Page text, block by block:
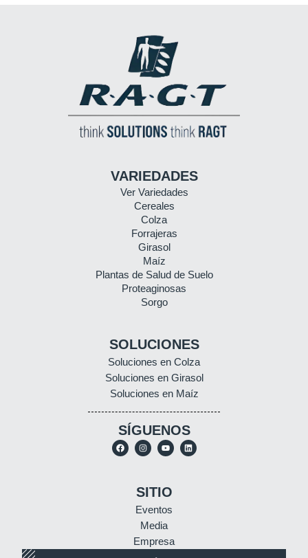
VARIEDADES
Ver Variedades
Cereales
Colza
Forrajeras
Girasol
Maíz
Plantas de Salud de Suelo
Proteaginosas
Sorgo
SOLUCIONES
Soluciones en Colza
Soluciones en Girasol
Soluciones en Maíz
SÍGUENOS
SITIO
Eventos
Media
Empresa